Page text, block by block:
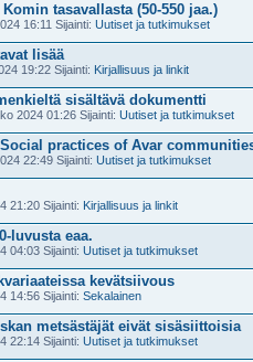
tasavallasta (50-550 jaa.)
16:11 Sijainti: Uutiset ja tutkimukset
lisää
19:22 Sijainti: Kirjallisuus ja linkit
sisältävä dokumentti
2024 01:26 Sijainti: Uutiset ja tutkimukset
practices of Avar
22:49 Sijainti: Uutiset ja tutkimukset
21:20 Sijainti: Kirjallisuus ja linkit
luvusta eaa.
04:03 Sijainti: Uutiset ja tutkimukset
kevätsiivous
14:56 Sijainti: Sekalainen
metsästäjät eivät sisäsiittoisia
22:14 Sijainti: Uutiset ja tutkimukset